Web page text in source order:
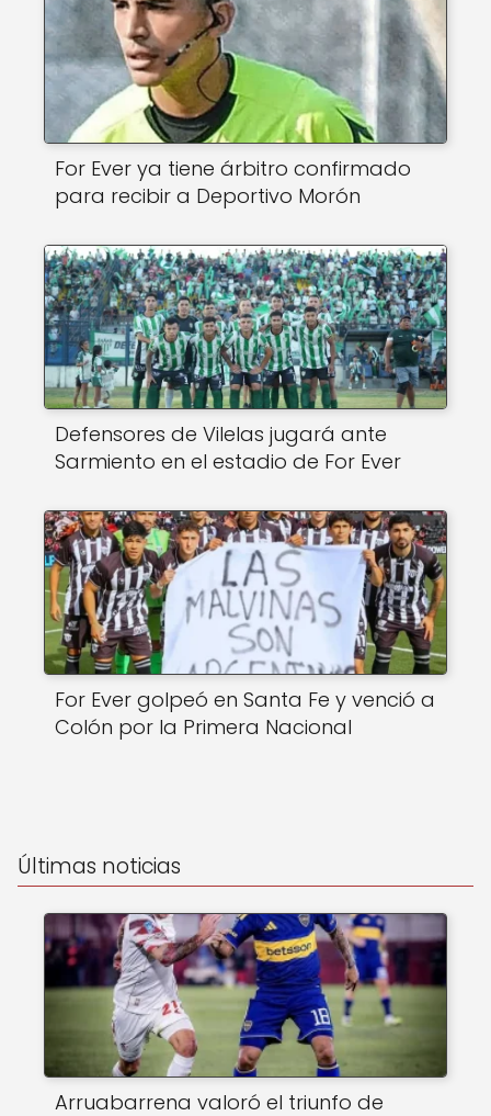
For Ever ya tiene árbitro confirmado
para recibir a Deportivo Morón
Defensores de Vilelas jugará ante
Sarmiento en el estadio de For Ever
For Ever golpeó en Santa Fe y venció a
Colón por la Primera Nacional
Últimas noticias
Arruabarrena valoró el triunfo de